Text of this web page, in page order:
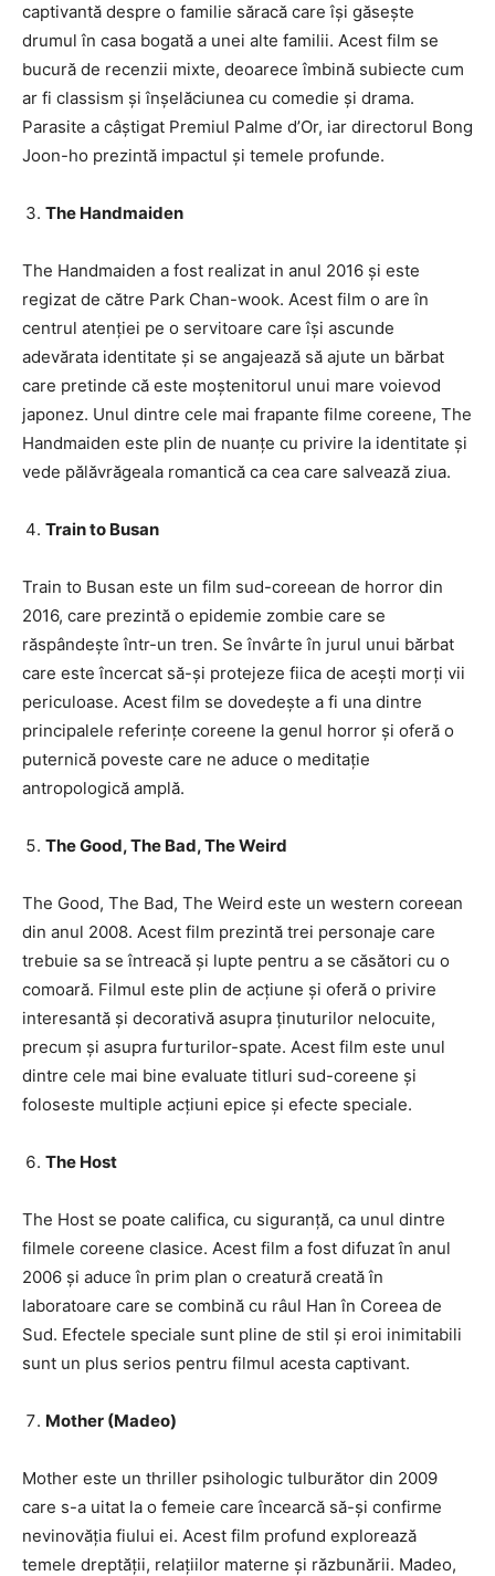
captivantă despre o familie săracă care își găsește
drumul în casa bogată a unei alte familii. Acest film se
bucură de recenzii mixte, deoarece îmbină subiecte cum
ar fi classism și înșelăciunea cu comedie și drama.
Parasite a câștigat Premiul Palme d’Or, iar directorul Bong
Joon-ho prezintă impactul și temele profunde.
The Handmaiden
The Handmaiden a fost realizat in anul 2016 și este
regizat de către Park Chan-wook. Acest film o are în
centrul atenției pe o servitoare care își ascunde
adevărata identitate și se angajează să ajute un bărbat
care pretinde că este moștenitorul unui mare voievod
japonez. Unul dintre cele mai frapante filme coreene, The
Handmaiden este plin de nuanțe cu privire la identitate și
vede pălăvrăgeala romantică ca cea care salvează ziua.
Train to Busan
Train to Busan este un film sud-coreean de horror din
2016, care prezintă o epidemie zombie care se
răspândește într-un tren. Se învârte în jurul unui bărbat
care este încercat să-și protejeze fiica de acești morți vii
periculoase. Acest film se dovedește a fi una dintre
principalele referințe coreene la genul horror și oferă o
puternică poveste care ne aduce o meditație
antropologică amplă.
The Good, The Bad, The Weird
The Good, The Bad, The Weird este un western coreean
din anul 2008. Acest film prezintă trei personaje care
trebuie sa se întreacă și lupte pentru a se căsători cu o
comoară. Filmul este plin de acțiune și oferă o privire
interesantă și decorativă asupra ținuturilor nelocuite,
precum și asupra furturilor-spate. Acest film este unul
dintre cele mai bine evaluate titluri sud-coreene și
foloseste multiple acțiuni epice și efecte speciale.
The Host
The Host se poate califica, cu siguranță, ca unul dintre
filmele coreene clasice. Acest film a fost difuzat în anul
2006 și aduce în prim plan o creatură creată în
laboratoare care se combină cu râul Han în Coreea de
Sud. Efectele speciale sunt pline de stil și eroi inimitabili
sunt un plus serios pentru filmul acesta captivant.
Mother (Madeo)
Mother este un thriller psihologic tulburător din 2009
care s-a uitat la o femeie care încearcă să-și confirme
nevinovăția fiului ei. Acest film profund explorează
temele dreptății, relațiilor materne și răzbunării. Madeo,